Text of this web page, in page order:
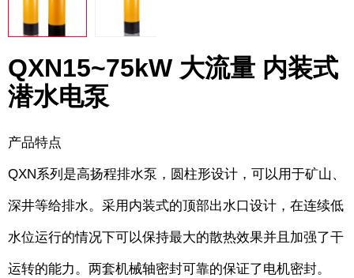
QXN15~75kW 大流量 内装式
潜水电泵
产品特点
QXN系列是高扬程排水泵，圆柱形设计，可以用于矿山、
深井等给排水。采用内装式的顶部出水口设计，在连续低
水位运行的情况下可以保持最大的散热效果并且加强了干
运转的能力。两套机械轴密封可靠的保证了电机密封。